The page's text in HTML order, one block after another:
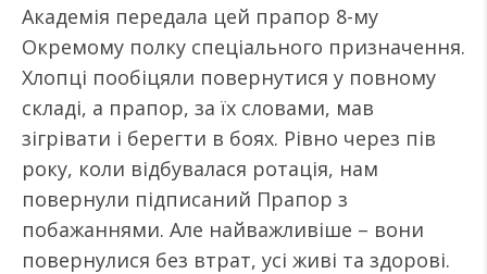
Академія передала цей прапор 8-му
Окремому полку спеціального призначення.
Хлопці пообіцяли повернутися у повному
складі, а прапор, за їх словами, мав
зігрівати і берегти в боях. Рівно через пів
року, коли відбувалася ротація, нам
повернули підписаний Прапор з
побажаннями. Але найважливіше – вони
повернулися без втрат, усі живі та здорові.